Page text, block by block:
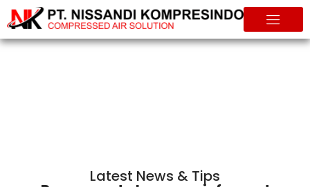
Latest News & Tips